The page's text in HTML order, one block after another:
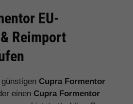
EU-
Reimport
Cupra Formentor
einen Cupra Formentor